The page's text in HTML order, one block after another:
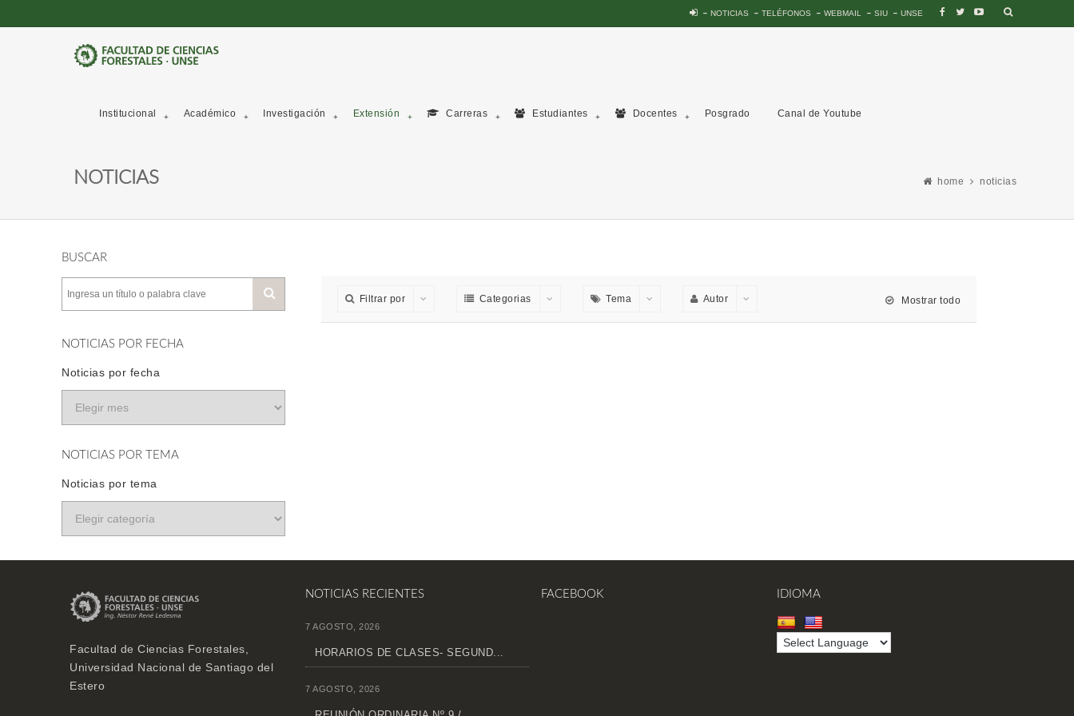
NOTICIAS TELÉFONOS WEBMAIL SIU UNSE
Institucional Académico Investigación Extensión Carreras Estudiantes Docentes Posgrado Canal de Youtube
NOTICIAS home noticias
BUSCAR
NOTICIAS POR FECHA
Noticias por fecha
NOTICIAS POR TEMA
Noticias por tema
Filtrar por Categorias Tema Autor Mostrar todo
Facultad de Ciencias Forestales,
Universidad Nacional de Santiago del
Estero
NOTICIAS RECIENTES
7 AGOSTO, 2026
HORARIOS DE CLASES- SEGUND...
7 AGOSTO, 2026
FACEBOOK IDIOMA